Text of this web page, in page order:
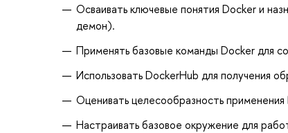
Осваивать ключевые понятия Docker и
демон).
Применять базовые команды Docker для
Использовать DockerHub для получения
Оценивать целесообразность
Настраивать базовое окружение для